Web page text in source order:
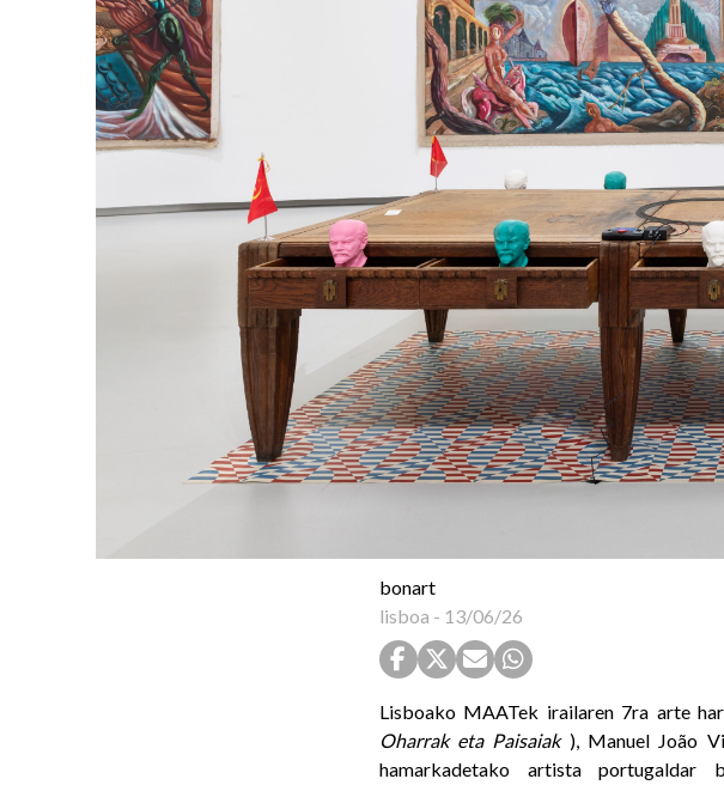
bonart
lisboa - 13/06/26
Lisboako MAATek irailaren 7ra arte
Oharrak eta Paisaiak), Manuel João
hamarkadetako artista portugaldar